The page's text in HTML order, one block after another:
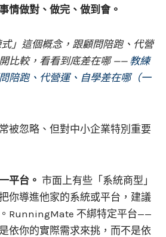
情做對、做完、做到會。
」這個概念，跟顧問陪跑、代營
比較，看看到底差在哪 —— 教練
陪跑、代營運、自學差在哪（一
被忽略、但對中小企業特別重要
平台。 市面上有些「系統商型」
你導進他家的系統或平台，建議
RunningMate 不綁特定平台——
依你的實際需求來挑，而不是依